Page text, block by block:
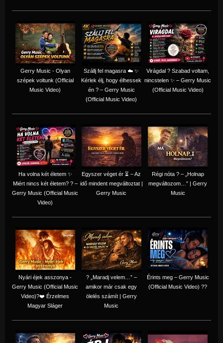
Gerry Music - Olyan
szépek voltunk (Official
Music Video)
Szállj fel magasra ☁️ ✨
Kérlek élj, hogy élhessek
én ? – Gerry Music
(Official Music Video)
Virágdal ? Szabad voltam,
nincstelen ✨ – Gerry Music
(Official Music Video)
Ha volna két életem ✨
Miért nincs két életem? ? –
Gerry Music (Official Music
Video)
Egyszer véget ér ⏳ – Az
idő mindent megváltoztat |
Gerry Music
Régi nóta ? – „Holnap
megváltozom…” | Gerry
Music
Nyári éjek asszonya -
Gerry Music (Official Music
Video)?❤️ Érzelmes
Magyar Sláger
? „Maradj velem…” –
amikor már csak egy
ölelés számít | Gerry
Music
Érints meg – Gerry Music
(Official Music Video) ??